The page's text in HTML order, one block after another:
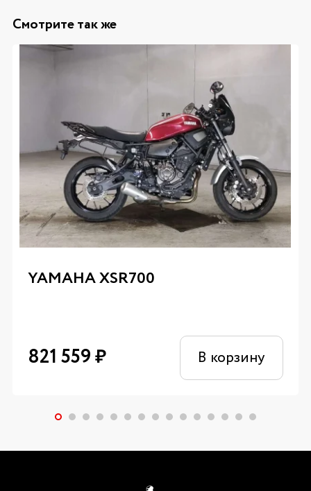
Смотрите так же
YAMAHA XSR700
821 559₽ В корзину